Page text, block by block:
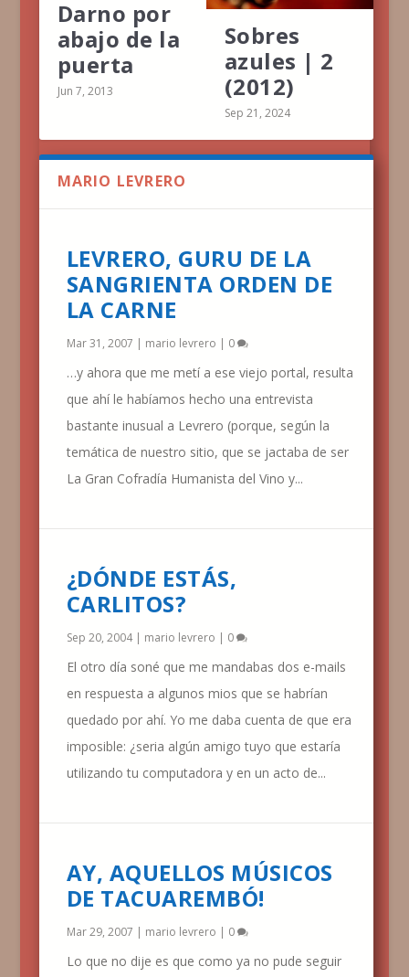
Darno por
abajo de la
puerta
Jun 7, 2013
Sobres
azules | 2
(2012)
Sep 21, 2024
MARIO LEVRERO
LEVRERO, GURU DE LA
SANGRIENTA ORDEN DE
LA CARNE
Mar 31, 2007 | mario levrero | 0
…y ahora que me metí a ese viejo portal, resulta
que ahí le habíamos hecho una entrevista
bastante inusual a Levrero (porque, según la
temática de nuestro sitio, que se jactaba de ser
La Gran Cofradía Humanista del Vino y...
¿DÓNDE ESTÁS,
CARLITOS?
Sep 20, 2004| mario levrero | 0
El otro día soné que me mandabas dos e-mails
en respuesta a algunos mios que se habrían
quedado por ahí. Yo me daba cuenta de que era
imposible: ¿seria algún amigo tuyo que estaría
utilizando tu computadora y en un acto de...
AY, AQUELLOS MÚSICOS
DE TACUAREMBÓ!
Mar 29, 2007 | mario levrero | 0
Lo que no dije es que como ya no pude seguir